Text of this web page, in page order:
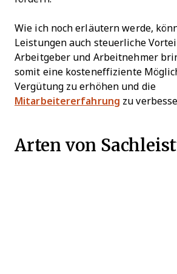
Wie ich noch erläutern werde,
Leistungen auch steuerliche
Arbeitgeber und Arbeitnehmer
somit eine kosteneffiziente
Vergütung zu erhöhen und die
Mitarbeitererfahrung zu
Arten von